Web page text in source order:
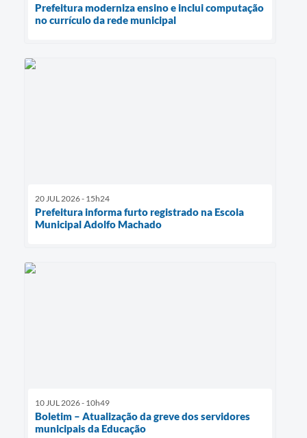
Prefeitura moderniza ensino e inclui computação
no currículo da rede municipal
20 JUL 2026 - 15h24
Prefeitura informa furto registrado na Escola
Municipal Adolfo Machado
10 JUL 2026 - 10h49
Boletim – Atualização da greve dos servidores
municipais da Educação